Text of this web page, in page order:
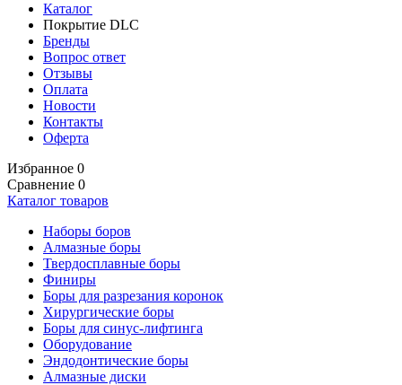
Каталог
Покрытие DLC
Бренды
Вопрос ответ
Отзывы
Оплата
Новости
Контакты
Оферта
Избранное 0
Сравнение 0
Каталог товаров
Наборы боров
Алмазные боры
Твердосплавные боры
Финиры
Боры для разрезания коронок
Хирургические боры
Боры для синус-лифтинга
Оборудование
Эндодонтические боры
Алмазные диски